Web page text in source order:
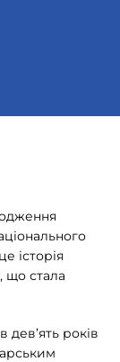
історія
що стала
дев’ять років